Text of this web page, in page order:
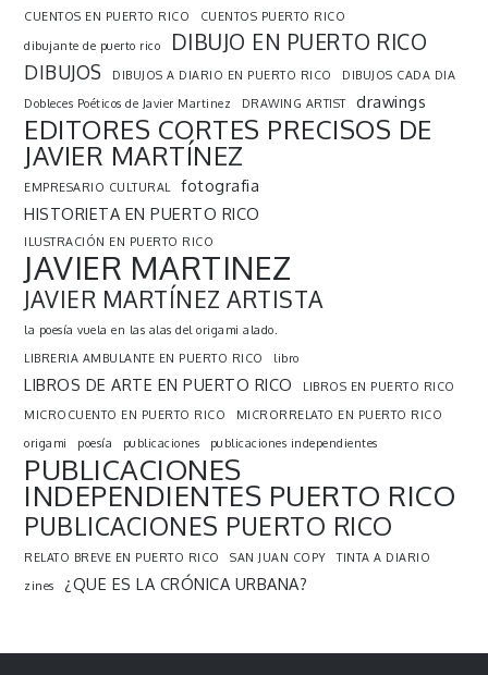
CUENTOS EN PUERTO RICO
CUENTOS PUERTO RICO
dibujante de puerto rico
DIBUJO EN PUERTO RICO
DIBUJOS DIBUJOS A DIARIO EN PUERTO RICO
DIBUJOS CADA DIA
Dobleces Poéticos de Javier Martinez
DRAWING ARTIST drawings
EDITORES CORTES PRECISOS DE
JAVIER MARTÍNEZ
EMPRESARIO CULTURAL
fotografia
HISTORIETA EN PUERTO RICO
ILUSTRACIÓN EN PUERTO RICO
JAVIER MARTINEZ
JAVIER MARTÍNEZ ARTISTA
la poesía vuela en las alas del origami alado.
LIBRERIA AMBULANTE EN PUERTO RICO
libro
LIBROS DE ARTE EN PUERTO RICO
LIBROS EN PUERTO RICO
MICROCUENTO EN PUERTO RICO
MICRORRELATO EN PUERTO RICO
origami
poesía publicaciones publicaciones independientes
PUBLICACIONES
INDEPENDIENTES PUERTO RICO
PUBLICACIONES PUERTO RICO
RELATO BREVE EN PUERTO RICO SAN JUAN COPY
TINTA A DIARIO
zines
¿QUE ES LA CRÓNICA URBANA?